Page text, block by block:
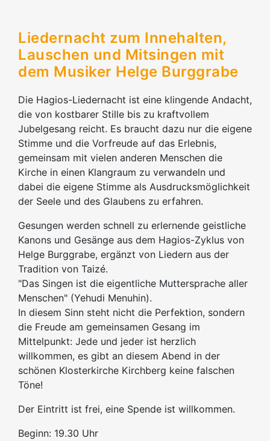
Liedernacht zum Innehalten,
Lauschen und Mitsingen mit
dem Musiker Helge Burggrabe
Die Hagios-Liedernacht ist eine klingende Andacht,
die von kostbarer Stille bis zu kraftvollem
Jubelgesang reicht. Es braucht dazu nur die eigene
Stimme und die Vorfreude auf das Erlebnis,
gemeinsam mit vielen anderen Menschen die
Kirche in einen Klangraum zu verwandeln und
dabei die eigene Stimme als Ausdrucksmöglichkeit
der Seele und des Glaubens zu erfahren.
Gesungen werden schnell zu erlernende geistliche
Kanons und Gesänge aus dem Hagios-Zyklus von
Helge Burggrabe, ergänzt von Liedern aus der
Tradition von Taizé.
"Das Singen ist die eigentliche Muttersprache aller
Menschen" (Yehudi Menuhin).
In diesem Sinn steht nicht die Perfektion, sondern
die Freude am gemeinsamen Gesang im
Mittelpunkt: Jede und jeder ist herzlich
willkommen, es gibt an diesem Abend in der
schönen Klosterkirche Kirchberg keine falschen
Töne!
Der Eintritt ist frei, eine Spende ist willkommen.
Beginn: 19.30 Uhr